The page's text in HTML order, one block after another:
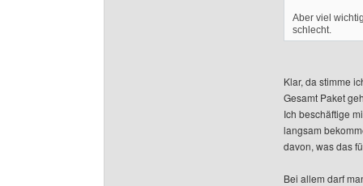
Aber viel
schlecht.
Klar, da stimme
Gesamt Paket
Ich beschäftige
langsam
davon, was das
Bei allem darf